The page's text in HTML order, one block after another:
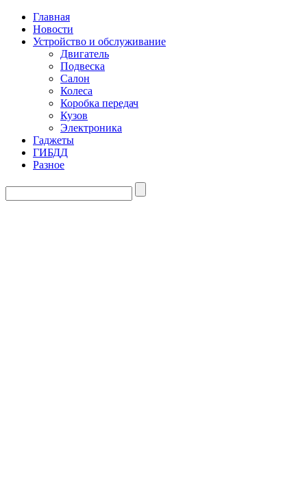
Главная
Новости
Устройство и обслуживание
Двигатель
Подвеска
Салон
Колеса
Коробка передач
Кузов
Электроника
Гаджеты
ГИБДД
Разное